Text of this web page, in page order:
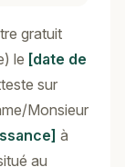
gratuit
le [date de
sur
Monsieur
à
au